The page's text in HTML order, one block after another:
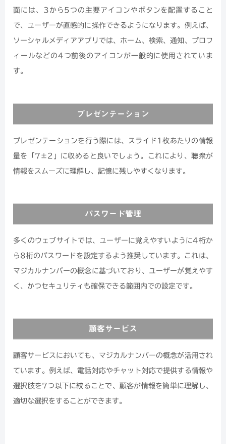
面には、3から5つの主要アイコンやボタンを配置すること
で、ユーザーが直感的に操作できるようになります。例えば、
ソーシャルメディアアプリでは、ホーム、検索、通知、プロフ
ィールなどの4つ前後のアイコンが一般的に使用されていま
す。
プレゼンテーション
プレゼンテーションを行う際には、スライド1枚あたりの情報
量を「7±2」に収めると良いでしょう。これにより、聴衆が
情報をスムーズに理解し、記憶に残しやすくなります。
パスワード管理
多くのウェブサイトでは、ユーザーに覚えやすいように4桁か
ら8桁のパスワードを設定するよう推奨しています。これは、
マジカルナンバーの概念に基づいており、ユーザーが覚えやす
く、かつセキュリティも確保できる範囲内での設定です。
顧客サービス
顧客サービスにおいても、マジカルナンバーの概念が活用され
ています。例えば、電話対応やチャット対応で提供する情報や
選択肢を7つ以下に絞ることで、顧客が情報を簡単に理解し、
適切な選択をすることができます。